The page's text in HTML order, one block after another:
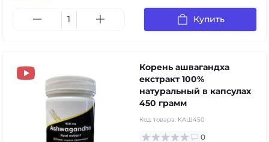
Купить
Корень ашвагандха
екстракт 100%
натуральный в капсулах
450 грамм
Код товара: КАШ450
0